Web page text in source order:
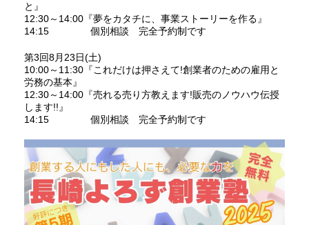
と』
12:30～14:00『夢をカタチに、事業ストーリーを作る』
14:15 個別相談 完全予約制です
第3回8月23日(土)
10:00～11:30『これだけは押さえて!創業者のための雇用と
労務の基本』
12:30～14:00『売れる売り方教えます!販売のノウハウ伝授
します!!』
14:15 個別相談 完全予約制です